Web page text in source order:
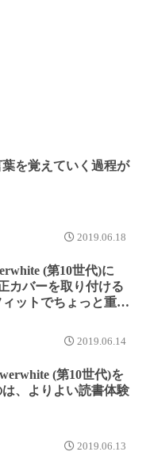
を覚えていく過程が
2019.06.18
(第10世代)に
カバーを取り付ける
ィットでちょっと重く
2019.06.14
(第10世代)を
、よりよい読書体験
2019.06.13